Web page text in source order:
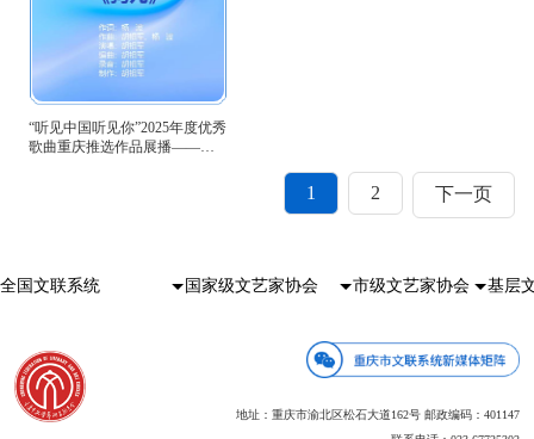
“听见中国听见你”2025年度优秀
歌曲重庆推选作品展播——
1 2 下一页
地址：重庆市渝北区松石大道162号 邮政编码：401147